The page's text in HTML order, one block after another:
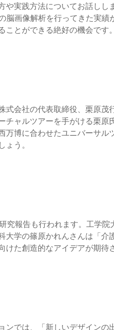
や実践方法についてお話しし
脳画像解析を行ってきた実
とができる絶好の機会です。
式会社の代表取締役、栗原
チャルツアーを手がける栗
万博に合わせたユニバーサル
う。
究報告も行われます。工学院
大学の篠原かれんさんは「
た創造的なアイデアが期待
ンでは、「新しいデザイン